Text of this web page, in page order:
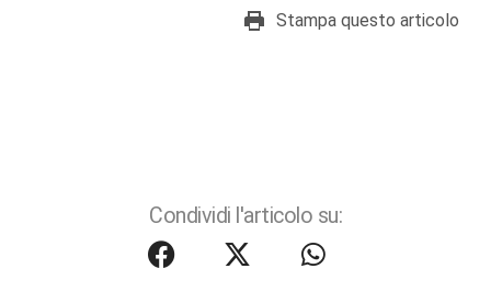
Stampa questo articolo
Condividi l'articolo su: